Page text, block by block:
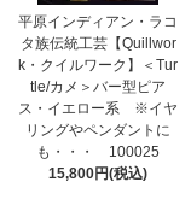
平原インディアン・ラコ
タ族伝統工芸【Quillwor
k・クイルワーク】＜Tur
tle/カメ＞バー型ピア
ス・イエロー系 ※イヤ
リングやペンダントに
も・・・ 100025
15,800円(税込)